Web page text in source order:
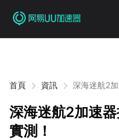
首頁 資訊 深海迷航2
深海迷航2加速
實測！